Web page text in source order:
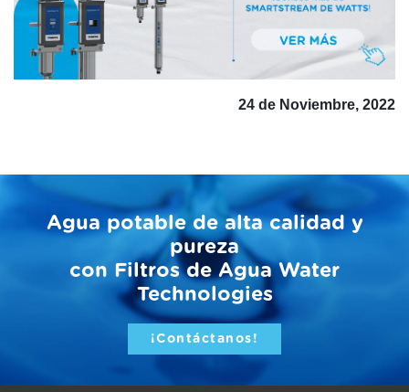
24 de Noviembre, 2022
Agua potable de alta calidad y
pureza
con Filtros de Agua Water
Technologies
¡Contáctanos!